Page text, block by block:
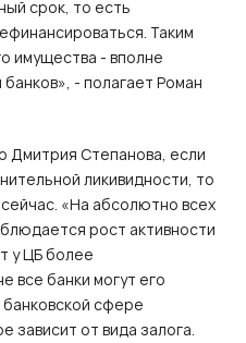
срок, то есть
Таким
имущества - вполне
- полагает Роман
Дмитрия Степанова, если
ликивидности, то
«На абсолютно всех
рост активности
у ЦБ более
все банки могут его
сфере
зависит от вида залога.